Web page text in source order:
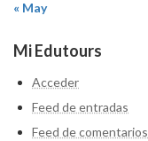
« May
Mi Edutours
Acceder
Feed de entradas
Feed de comentarios